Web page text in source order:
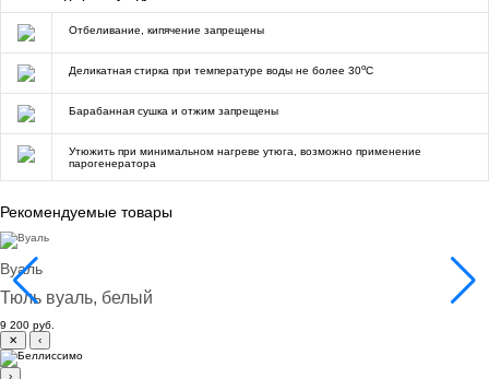
Отбеливание, кипячение запрещены
Деликатная стирка при температуре воды не более 30oC
Барабанная сушка и отжим запрещены
Утюжить при минимальном нагреве утюга, возможно применение
парогенератора
Рекомендуемые товары
Вуаль
Тюль вуаль, белый
9 200 руб.
✕
‹
›